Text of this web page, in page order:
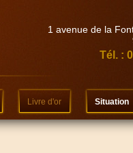
1 avenue de la
Tél. :
Livre d'or Situation